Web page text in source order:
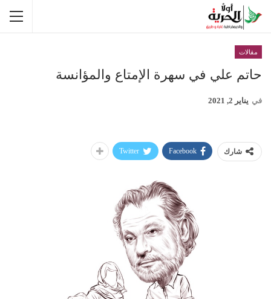
مقالات
حاتم علي في سهرة الإمتاع والمؤانسة
في يناير 2, 2021
شارك Facebook
Twitter